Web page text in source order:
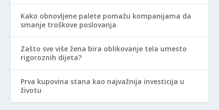
Kako obnovljene palete pomažu kompanijama da
smanje troškove poslovanja
Zašto sve više žena bira oblikovanje tela umesto
rigoroznih dijeta?
Prva kupovina stana kao najvažnija investicija u
životu